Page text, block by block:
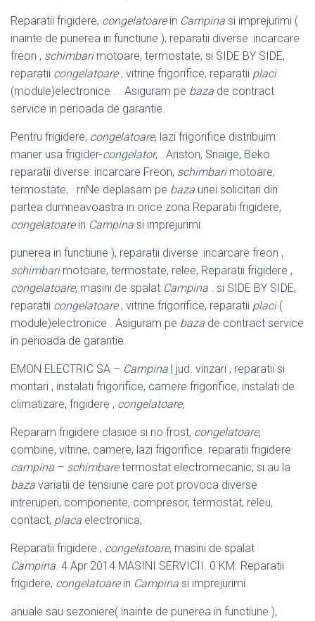
Reparatii frigidere, congelatoarein Campina si imprejurimi (
inainte de punerea in functiune ), reparatii diverse :incarcare
freon , schimbarimotoare, termostate, si SIDE BY SIDE,
reparatii congelatoare, vitrine frigorifice, reparatii placi
(module)electronice . . Asiguram pe baza de contract
service in perioada de garantie.
Pentru frigidere, congelatoare, lazi frigorifice distribuim:
maner usa frigider-congelator, . Ariston, Snaige, Beko.
reparatii diverse: incarcare Freon, schimbarimotoare,
termostate, . rnNe deplasam pe baza unei solicitari din
partea dumneavoastra in orice zona Reparatii frigidere,
congelatoarein Campina si imprejurimi.
punerea in functiune ), reparatii diverse :incarcare freon ,
schimbarimotoare, termostate, relee, Reparatii frigidere ,
congelatoare, masini de spalat Campina . si SIDE BY SIDE,
reparatii congelatoare, vitrine frigorifice, reparatii placi(
module)electronice . Asiguram pe baza de contract service
in perioada de garantie.
EMON ELECTRIC SA – Campina | jud. vinzari , reparatii si
montari , instalati frigorifice, camere frigorifice, instalati de
climatizare, frigidere , congelatoare,
Reparam frigidere clasice si no frost, congelatoare,
combine, vitrine, camere, lazi frigorifice. reparatii frigidere
campina – schimbaretermostat electromecanic; si au la
baza variatii de tensiune care pot provoca diverse
intreruperi, componente, compresor, termostat, releu,
contact, placa electronica,
Reparatii frigidere , congelatoare, masini de spalat
Campina. 4 Apr 2014 MASINI SERVICII. 0 KM. Reparatii
frigidere, congelatoarein Campina si imprejurimi.
anuale sau sezoniere( inainte de punerea in functiune ),